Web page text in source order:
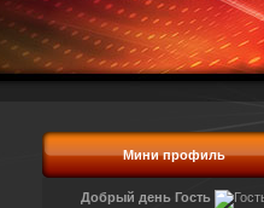
Мини профиль
Добрый день Гость